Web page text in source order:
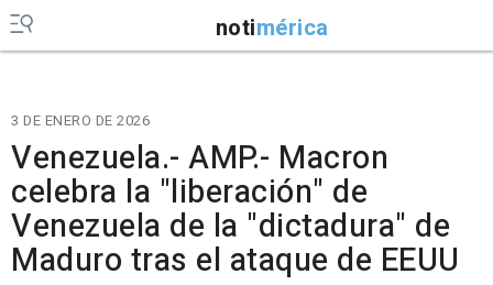
notimérica
3 DE ENERO DE 2026
Venezuela.- AMP.- Macron
celebra la "liberación" de
Venezuela de la "dictadura" de
Maduro tras el ataque de EEUU